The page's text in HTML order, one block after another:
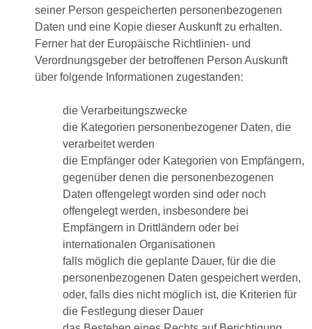
seiner Person gespeicherten personenbezogenen
Daten und eine Kopie dieser Auskunft zu erhalten.
Ferner hat der Europäische Richtlinien- und
Verordnungsgeber der betroffenen Person Auskunft
über folgende Informationen zugestanden:
die Verarbeitungszwecke
die Kategorien personenbezogener Daten, die
verarbeitet werden
die Empfänger oder Kategorien von Empfängern,
gegenüber denen die personenbezogenen
Daten offengelegt worden sind oder noch
offengelegt werden, insbesondere bei
Empfängern in Drittländern oder bei
internationalen Organisationen
falls möglich die geplante Dauer, für die die
personenbezogenen Daten gespeichert werden,
oder, falls dies nicht möglich ist, die Kriterien für
die Festlegung dieser Dauer